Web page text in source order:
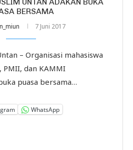
BERSAMA
7 Juni 2017
– Organisasi mahasiswa
dan KAMMI
puasa bersama…
WhatsApp